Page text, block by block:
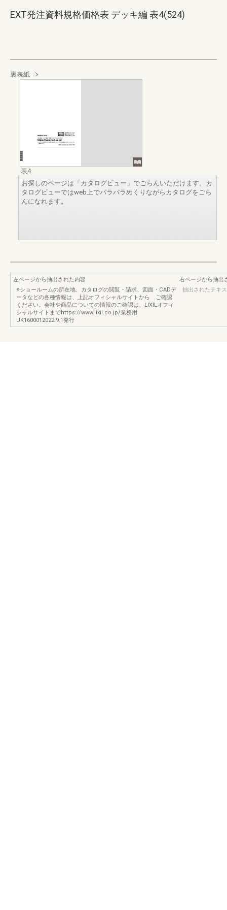
EXT発注資料規格価格表 デッキ編 表4(524)
裏表紙
表4
お探しのページは「カタログビュー」でごらんいただけます。カ
タログビューではweb上でパラパラめくりながらカタログをごら
んになれます。
左ページから抽出された内容
※ショールームの所在地、カタログの閲覧・請求、図面・CADデ
ータなどの各種情報は、上記オフィシャルサイトから ご確認
ください。会社や商品についての情報のご確認は、LIXILオフィ
シャルサイトまでhttps://www.lixil.co.jp/業務用
UK1600012022.9.1発行
右ページから抽出
抽出されたテキ